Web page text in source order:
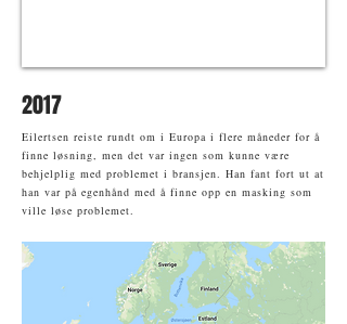
Eilertsen reiste rundt om i Europa i flere måneder for å
finne løsning, men det var ingen som kunne være
behjelplig med problemet i bransjen. Han fant fort ut at
han var på egenhånd med å finne opp en masking som
ville løse problemet.
2017